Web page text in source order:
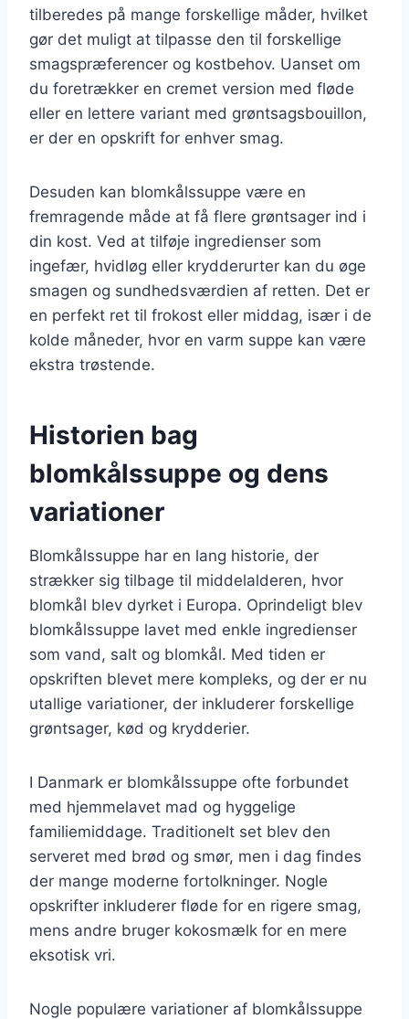
tilberedes på mange forskellige måder, hvilket
gør det muligt at tilpasse den til forskellige
smagspræferencer og kostbehov. Uanset om
du foretrækker en cremet version med fløde
eller en lettere variant med grøntsagsbouillon,
er der en opskrift for enhver smag.
Desuden kan blomkålssuppe være en
fremragende måde at få flere grøntsager ind i
din kost. Ved at tilføje ingredienser som
ingefær, hvidløg eller krydderurter kan du øge
smagen og sundhedsværdien af retten. Det er
en perfekt ret til frokost eller middag, især i de
kolde måneder, hvor en varm suppe kan være
ekstra trøstende.
Historien bag
blomkålssuppe og dens
variationer
Blomkålssuppe har en lang historie, der
strækker sig tilbage til middelalderen, hvor
blomkål blev dyrket i Europa. Oprindeligt blev
blomkålssuppe lavet med enkle ingredienser
som vand, salt og blomkål. Med tiden er
opskriften blevet mere kompleks, og der er nu
utallige variationer, der inkluderer forskellige
grøntsager, kød og krydderier.
I Danmark er blomkålssuppe ofte forbundet
med hjemmelavet mad og hyggelige
familiemiddage. Traditionelt set blev den
serveret med brød og smør, men i dag findes
der mange moderne fortolkninger. Nogle
opskrifter inkluderer fløde for en rigere smag,
mens andre bruger kokosmælk for en mere
eksotisk vri.
Nogle populære variationer af blomkålssuppe